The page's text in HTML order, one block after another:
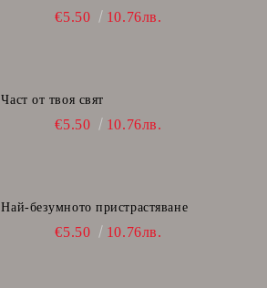
€5.50 10.76лв.
Част от твоя свят
€5.50 10.76лв.
Най-безумното пристрастяване
€5.50 10.76лв.